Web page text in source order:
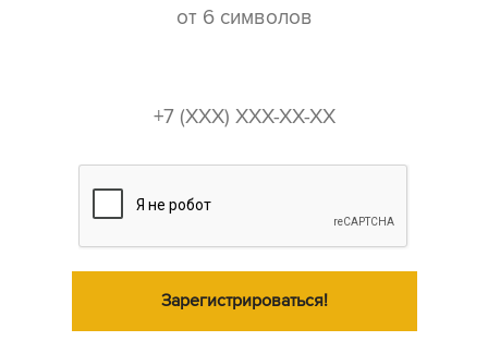
Зарегистрироваться!